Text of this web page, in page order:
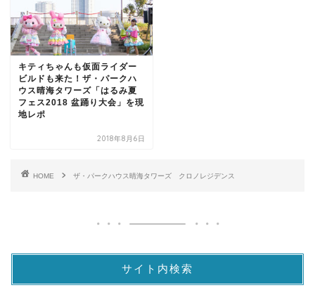
キティちゃんも仮面ライダー
ビルドも来た！ザ・パークハ
ウス晴海タワーズ「はるみ夏
フェス2018 盆踊り大会」を現
地レポ
2018年8月6日
HOME ザ・パークハウス晴海タワーズ クロノレジデンス
サイト内検索